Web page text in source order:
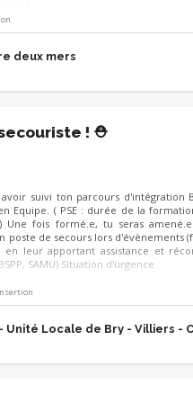
deux mers
! ⛑️
suivi ton parcours d'intégration
Equipe. ( PSE : durée de la
Une fois formé.e, tu seras
poste de secours lors d'évènements
leur apportant assistance et
SAMU) Situation d'urgence
Unité Locale de Bry - Villiers -